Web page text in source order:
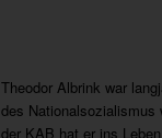
Theodor Albrink war
des Nationalsozialismus
der KAB hat er ins